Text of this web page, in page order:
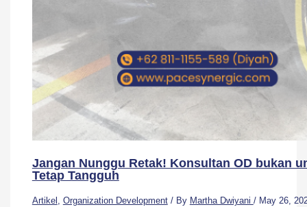
Jangan Nunggu Retak! Konsultan OD bukan
Tetap Tangguh
Artikel , Organization Development/ By Martha Dwiyani / May 26,